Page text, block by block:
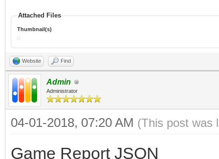
Attached Files
Thumbnail(s)
Website Find
Admin
Administrator
04-01-2018, 07:20 AM (This post was
Game Report JSON